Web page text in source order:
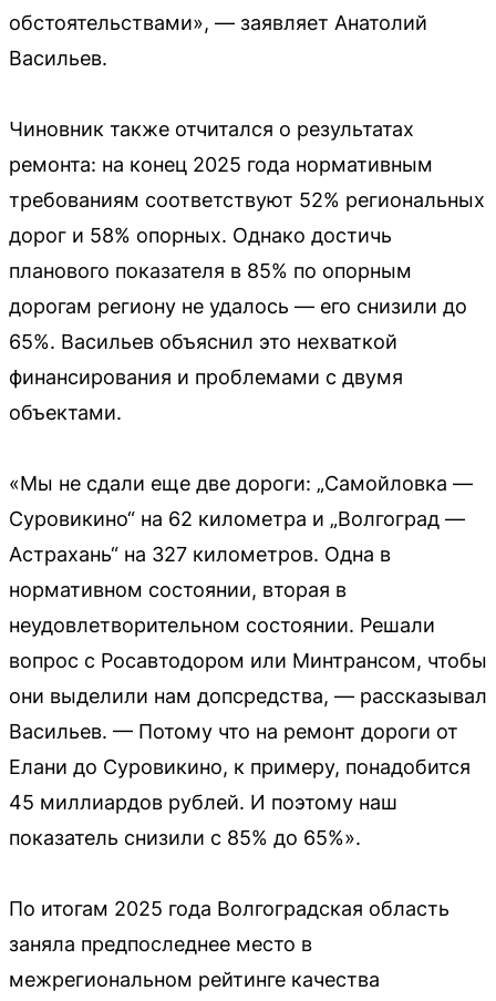
обстоятельствами», — заявляет Анатолий
Васильев.
Чиновник также отчитался о результатах
ремонта: на конец 2025 года нормативным
требованиям соответствуют 52% региональных
дорог и 58% опорных. Однако достичь
планового показателя в 85% по опорным
дорогам региону не удалось — его снизили до
65%. Васильев объяснил это нехваткой
финансирования и проблемами с двумя
объектами.
«Мы не сдали еще две дороги: „Самойловка —
Суровикино“ на 62 километра и „Волгоград —
Астрахань“ на 327 километров. Одна в
нормативном состоянии, вторая в
неудовлетворительном состоянии. Решали
вопрос с Росавтодором или Минтрансом, чтобы
они выделили нам допсредства, — рассказывал
Васильев. — Потому что на ремонт дороги от
Елани до Суровикино, к примеру, понадобится
45 миллиардов рублей. И поэтому наш
показатель снизили с 85% до 65%».
По итогам 2025 года Волгоградская область
заняла предпоследнее место в
межрегиональном рейтинге качества